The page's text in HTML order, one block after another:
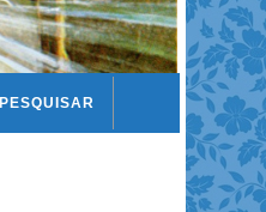
PESQUISAR